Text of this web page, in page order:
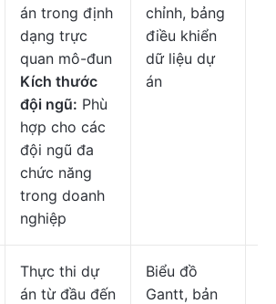
án trong định
dạng trực
quan mô-đun
Kích thước
đội ngũ: Phù
hợp cho các
đội ngũ đa
chức năng
trong doanh
nghiệp
chỉnh, bảng
điều khiển
dữ liệu dự
án
Thực thi dự
án từ đầu đến
Biểu đồ
Gantt, bản